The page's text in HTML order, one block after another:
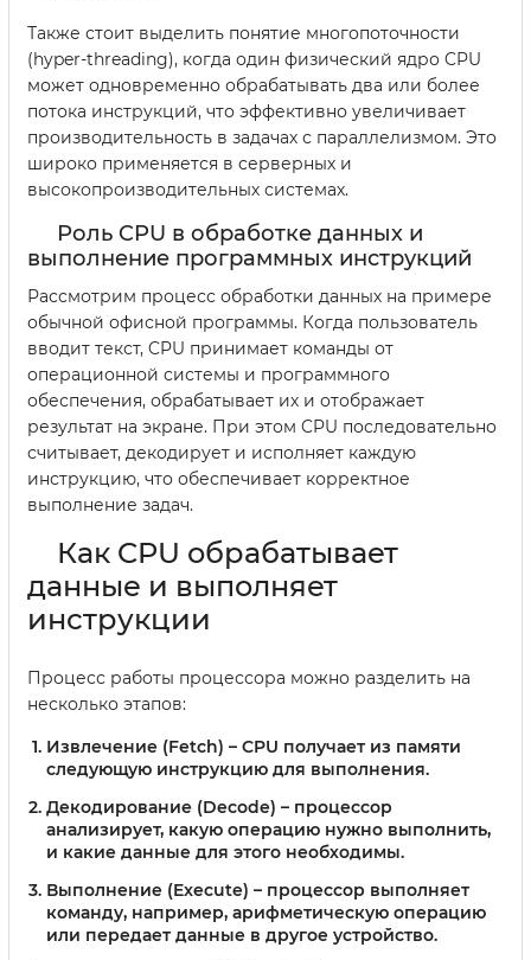
Также стоит выделить понятие многопоточности
(hyper-threading), когда один физический ядро CPU
может одновременно обрабатывать два или более
потока инструкций, что эффективно увеличивает
производительность в задачах с параллелизмом. Это
широко применяется в серверных и
высокопроизводительных системах.
Роль CPU в обработке данных и
выполнение программных инструкций
Рассмотрим процесс обработки данных на примере
обычной офисной программы. Когда пользователь
вводит текст, CPU принимает команды от
операционной системы и программного
обеспечения, обрабатывает их и отображает
результат на экране. При этом CPU последовательно
считывает, декодирует и исполняет каждую
инструкцию, что обеспечивает корректное
выполнение задач.
Как CPU обрабатывает
данные и выполняет
инструкции
Процесс работы процессора можно разделить на
несколько этапов:
Извлечение (Fetch) – CPU получает из памяти
следующую инструкцию для выполнения.
Декодирование (Decode) – процессор
анализирует, какую операцию нужно выполнить,
и какие данные для этого необходимы.
Выполнение (Execute) – процессор выполняет
команду, например, арифметическую операцию
или передает данные в другое устройство.